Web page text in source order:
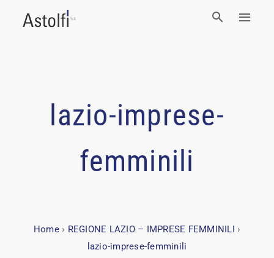
lazio-imprese-
femminili
Home › REGIONE LAZIO – IMPRESE FEMMINILI ›
lazio-imprese-femminili